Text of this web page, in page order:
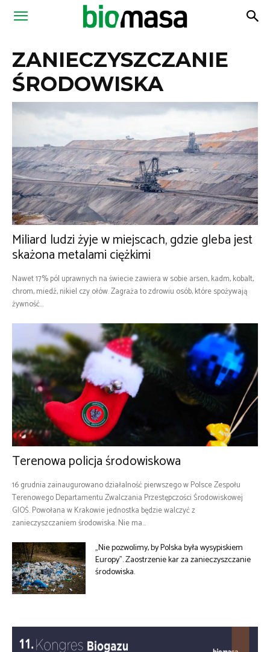
Magazyn
Biomasa
ZANIECZYSZCZANIE
ŚRODOWISKA
Miliard ludzi żyje w miejscach, gdzie gleba jest
skażona metalami ciężkimi
Nawet 17% pól uprawnych na świecie zawiera w sobie arsen, kadm, kobalt,
chrom, miedź, nikiel czy ołów. Zagraża to zdrowiu osób, które spożywają
żywność...
Terenowa policja środowiskowa
16 grudnia zainaugurowano działalność pierwszego w Polsce Zespołu
Terenowego Departamentu Zwalczania Przestępczości Środowiskowej
GIOŚ. Powołana w Krakowie jednostka będzie walczyć z
zanieczyszczaniem środowiska. Nie ma...
„Nie pozwolimy, by Polska była wysypiskiem
Europy”. Zaostrzenie kar za zanieczyszczanie
środowiska.